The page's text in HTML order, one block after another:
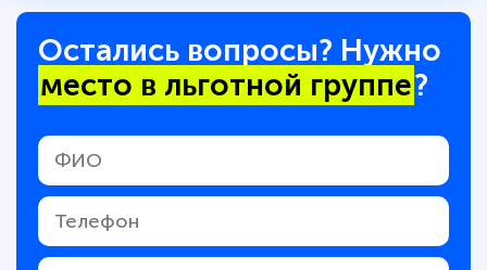
Остались вопросы? Нужно
место в льготной группе?